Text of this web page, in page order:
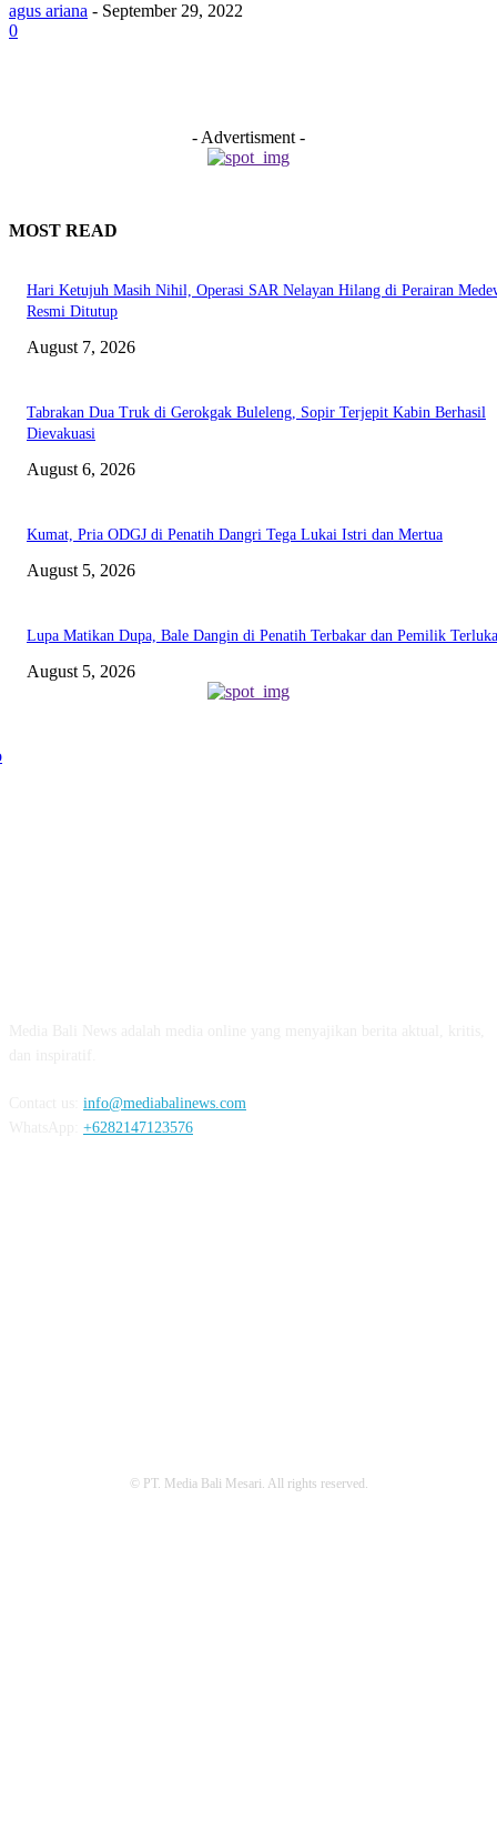
agus ariana - September 29, 2022
0
- Advertisment -
MOST READ
Hari Ketujuh Masih Nihil, Operasi SAR Nelayan Hilang di Perairan
Resmi Ditutup
August 7, 2026
Tabrakan Dua Truk di Gerokgak Buleleng, Sopir Terjepit Kabin Berhasil
Dievakuasi
August 6, 2026
Kumat, Pria ODGJ di Penatih Dangri Tega Lukai Istri dan Mertua
August 5, 2026
Lupa Matikan Dupa, Bale Dangin di Penatih Terbakar dan Pemilik Terluka
August 5, 2026
info@mediabalinews.com
+6282147123576
© PT. Media Bali Mesari. All rights reserved.